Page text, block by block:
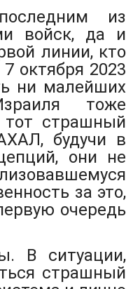
из
войск, да и
линии, кто
октября 2023
ни малейших
тоже
тот страшный
будучи в
они не
за это,
очередь
В ситуации,
страшный